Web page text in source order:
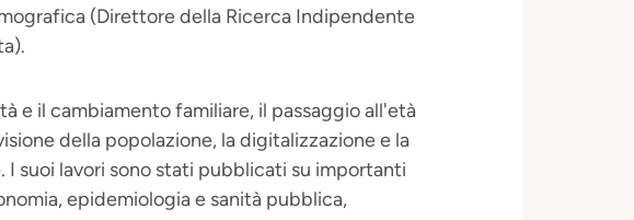
(Direttore della Ricerca Indipendente
e il cambiamento familiare, il passaggio all'età
della popolazione, la digitalizzazione e la
suoi lavori sono stati pubblicati su importanti
epidemiologia e sanità pubblica,